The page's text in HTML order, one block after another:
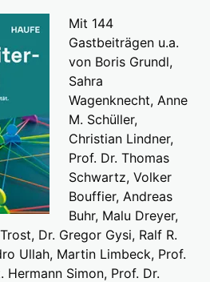
Mit 144
Gastbeiträgen u.a.
von Boris Grundl,
Sahra
Wagenknecht, Anne
M. Schüller,
Christian Lindner,
Prof. Dr. Thomas
Schwartz, Volker
Bouffier, Andreas
Buhr, Malu Dreyer,
Dr. Gregor Gysi, Ralf R.
Ullah, Martin Limbeck, Prof.
Hermann Simon, Prof. Dr.